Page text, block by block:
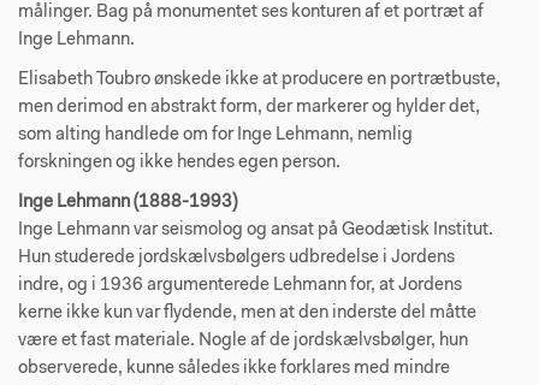
målinger. Bag på monumentet ses konturen af et portræt af
Inge Lehmann.
Elisabeth Toubro ønskede ikke at producere en portrætbuste,
men derimod en abstrakt form, der markerer og hylder det,
som alting handlede om for Inge Lehmann, nemlig
forskningen og ikke hendes egen person.
Inge Lehmann (1888-1993)
Inge Lehmann var seismolog og ansat på Geodætisk Institut.
Hun studerede jordskælvsbølgers udbredelse i Jordens
indre, og i 1936 argumenterede Lehmann for, at Jordens
kerne ikke kun var flydende, men at den inderste del måtte
være et fast materiale. Nogle af de jordskælvsbølger, hun
observerede, kunne således ikke forklares med mindre